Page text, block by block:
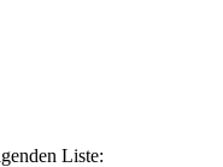
Liste: